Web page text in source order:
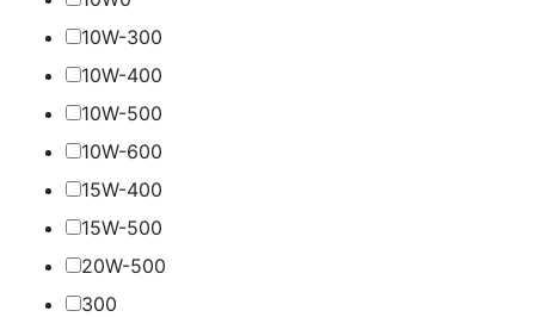
10W-300
10W-400
10W-500
10W-600
15W-400
15W-500
20W-500
300